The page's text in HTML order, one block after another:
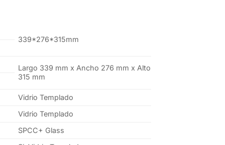
339*276*315mm
Largo 339 mm x Ancho 276 mm x Alto
315 mm
Vidrio Templado
Vidrio Templado
SPCC+ Glass